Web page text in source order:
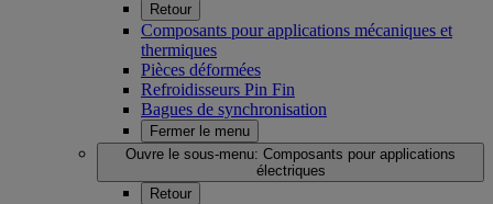
Retour
Composants pour applications mécaniques et
thermiques
Pièces déformées
Refroidisseurs Pin Fin
Bagues de synchronisation
Fermer le menu
Ouvre le sous-menu: Composants pour applications
électriques
Retour